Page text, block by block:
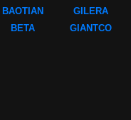
BAOTIAN
BETA
GILERA
GIANTCO